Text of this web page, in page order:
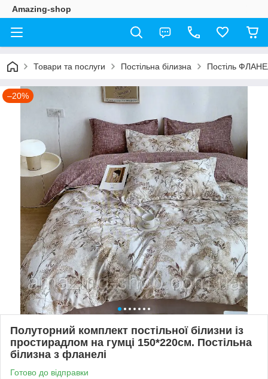
Amazing-shop
Товари та послуги Постільна білизна Постіль
–20%
Полуторний комплект постільної білизни із
простирадлом на гумці 150*220см. Постільна
білизна з фланелі
Готово до відправки